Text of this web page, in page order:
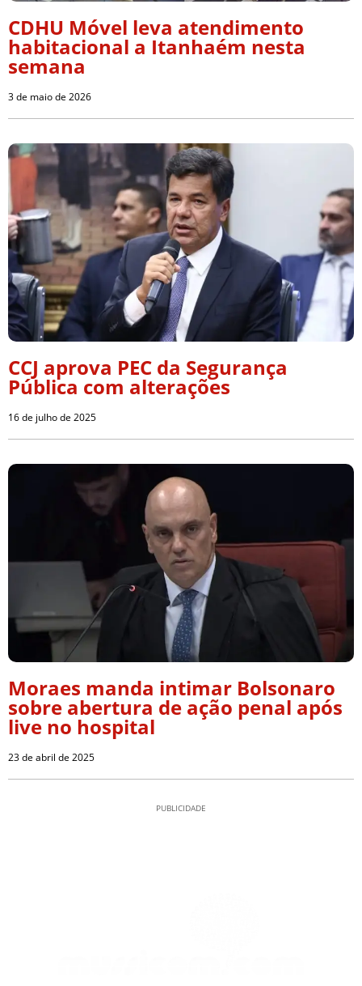
CDHU Móvel leva atendimento
habitacional a Itanhaém nesta
semana
3 de maio de 2026
CCJ aprova PEC da Segurança
Pública com alterações
16 de julho de 2025
Moraes manda intimar Bolsonaro
sobre abertura de ação penal após
live no hospital
23 de abril de 2025
PUBLICIDADE